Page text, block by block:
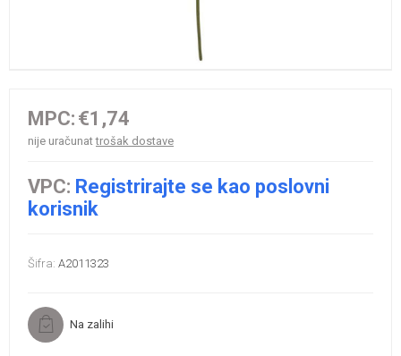
MPC: €1,74
nije uračunattrošak dostave
VPC: Registrirajte se kao poslovni
korisnik
Šifra: A2011323
Na zalihi